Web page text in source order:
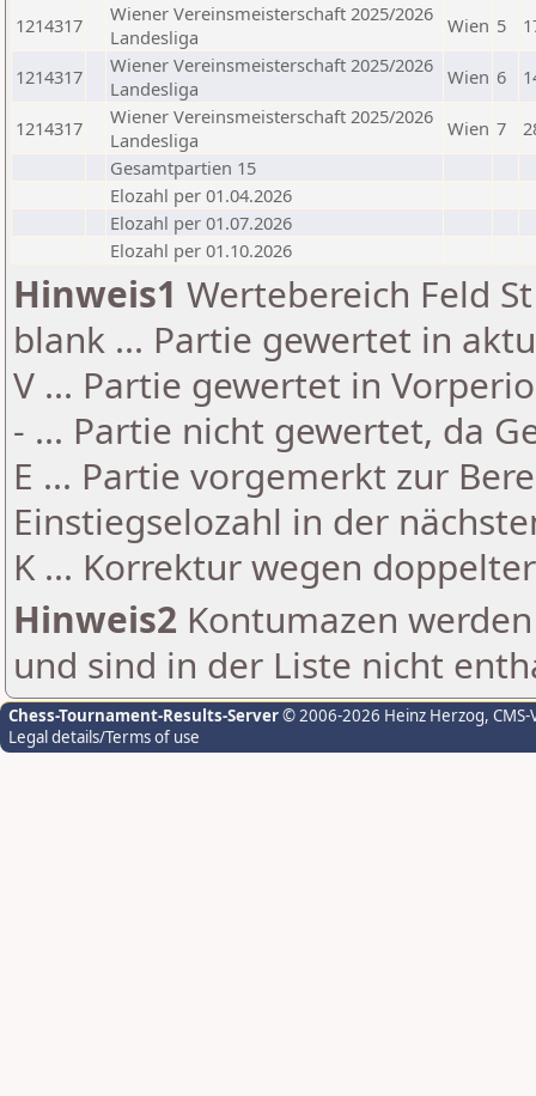
1214317
Wiener Vereinsmeisterschaft 2025/2026
Landesliga
Wien 5
1214317
Wiener Vereinsmeisterschaft 2025/2026
Landesliga
Wien 6
1214317
Wiener Vereinsmeisterschaft 2025/2026
Landesliga
Wien 7
Gesamtpartien 15
Elozahl per 01.04.2026
Elozahl per 01.07.2026
Elozahl per 01.10.2026
Hinweis1 Wertebereich Feld
blank ... Partie gewertet in
V ... Partie gewertet in
- ... Partie nicht gewertet, da
E ... Partie vorgemerkt zur
Einstiegselozahl in der
K ... Korrektur wegen
Hinweis2 Kontumazen
und sind in der Liste nicht
Chess-Tournament-Results-Server© 2006-2026 Heinz Herzog,
Legal details/Terms of use